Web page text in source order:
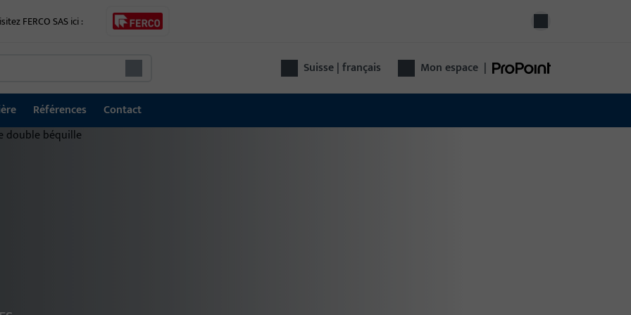
FERCO SAS ici :
Suisse | français Mon espace |
Références Contact